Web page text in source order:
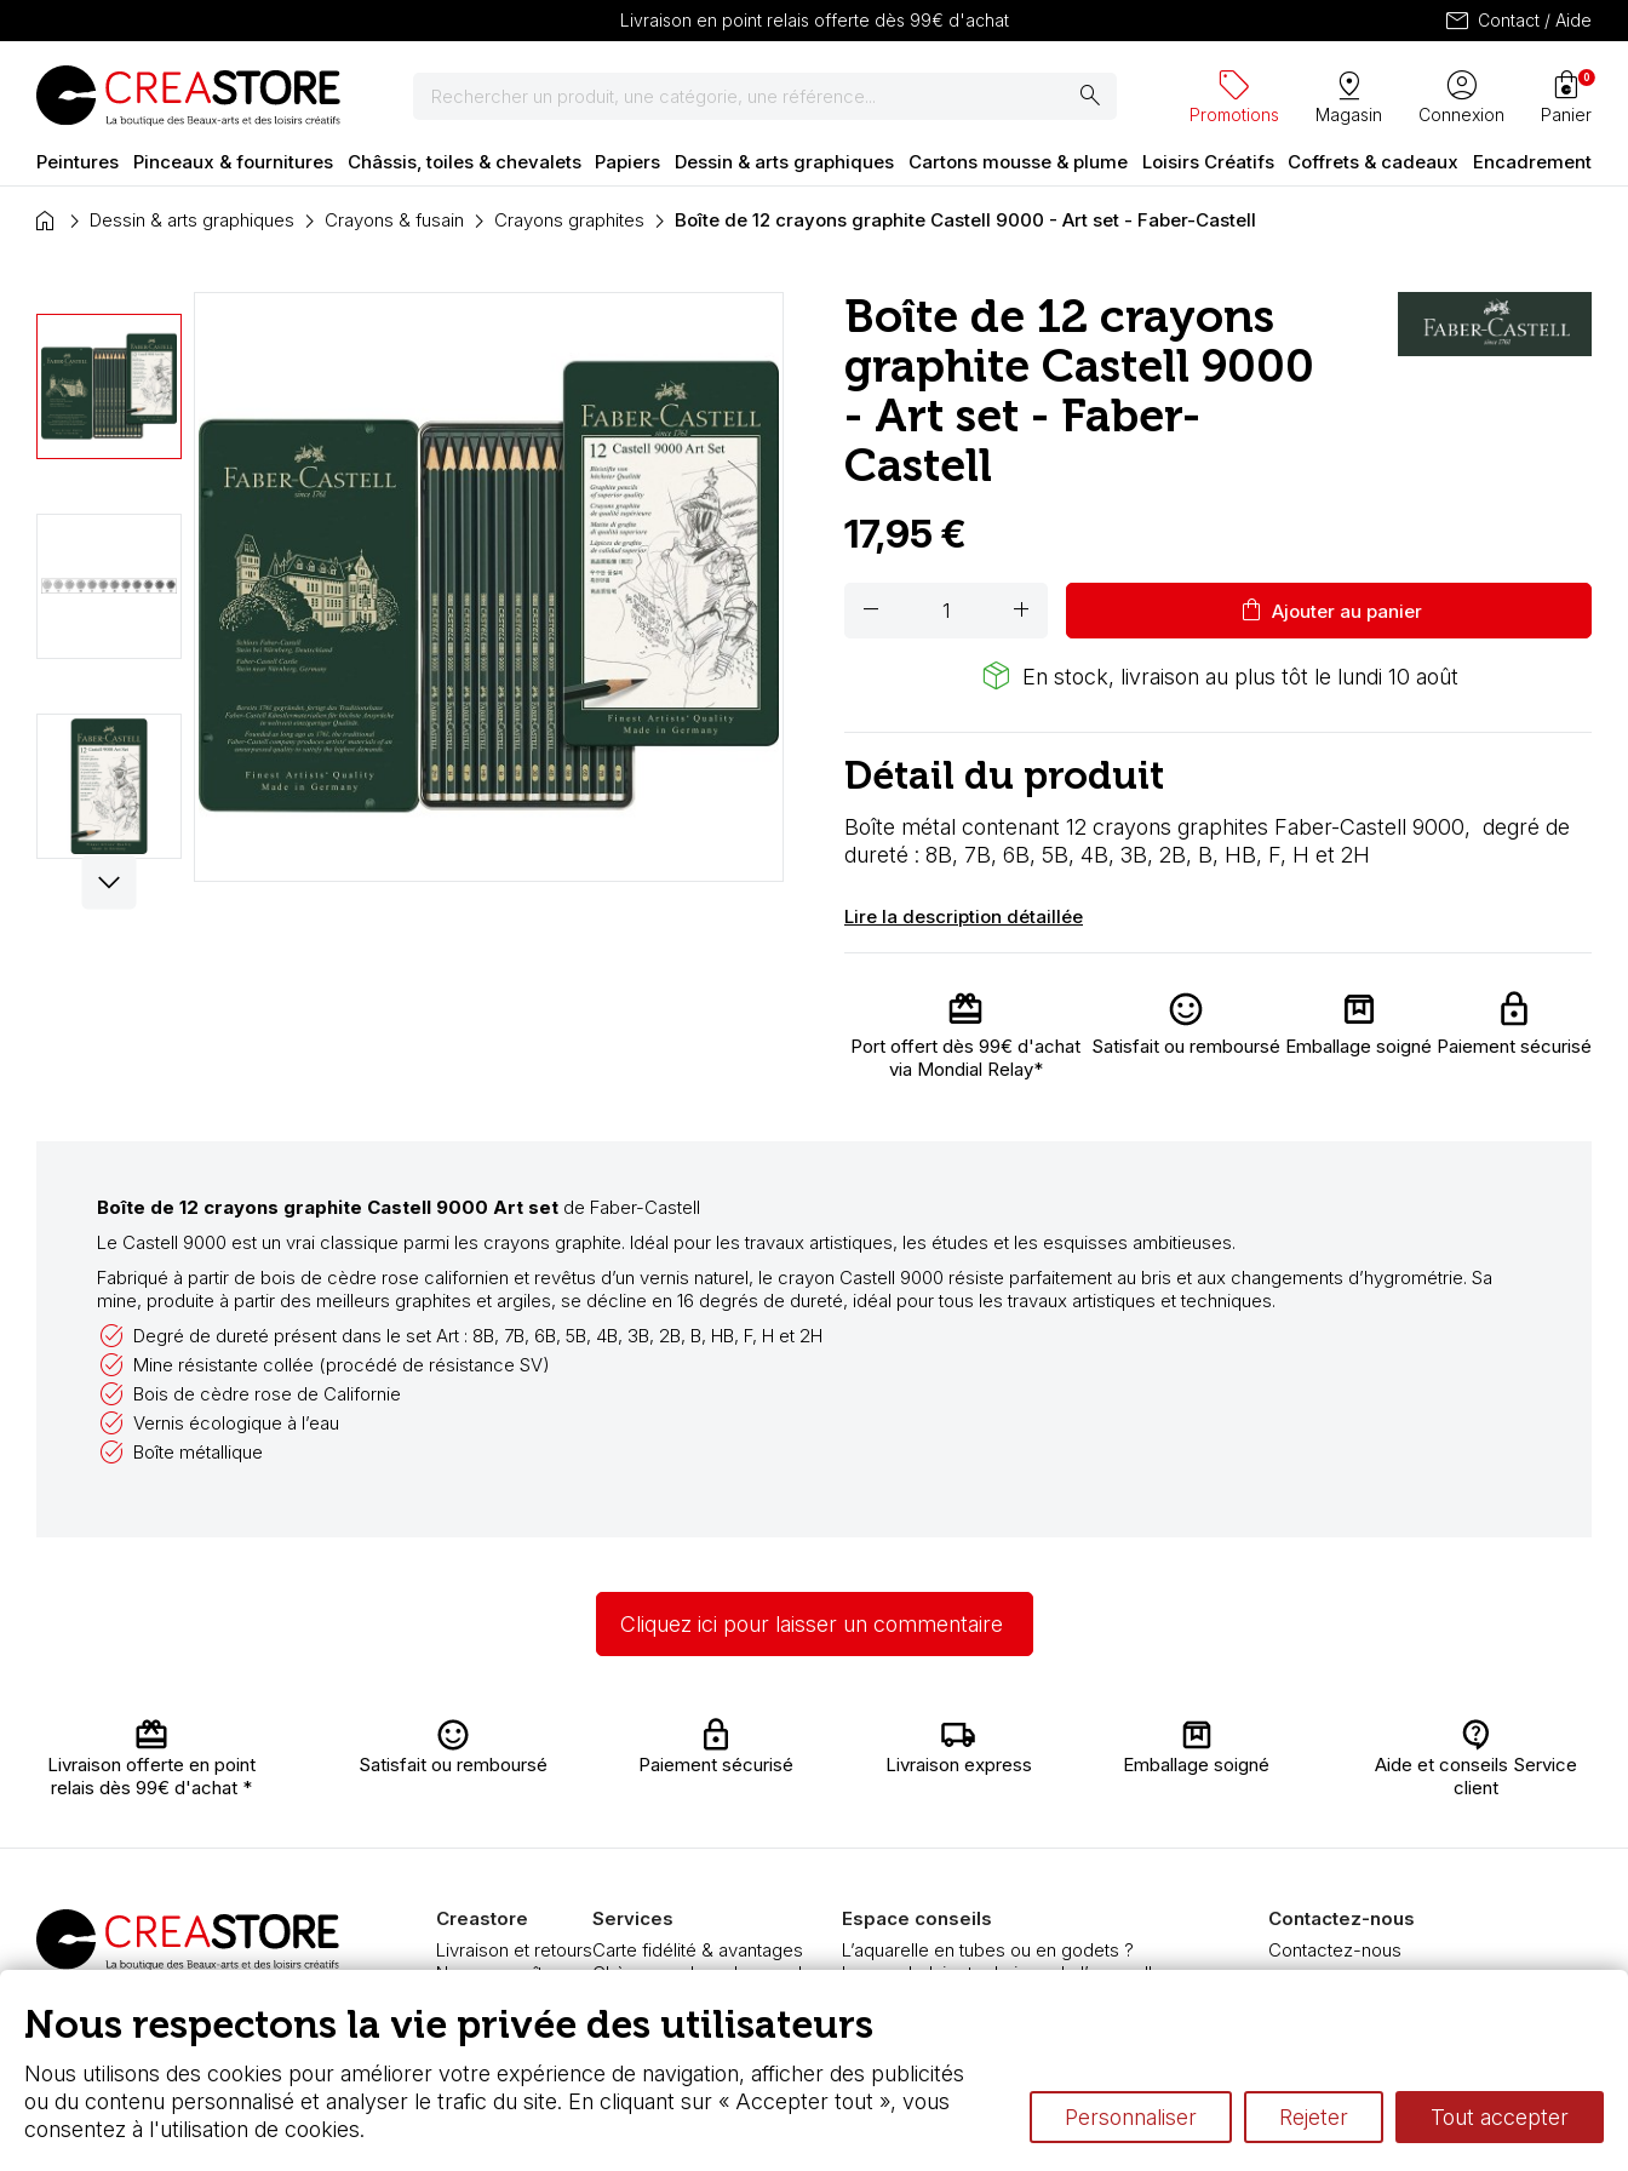
Livraison en point relais offerte dès 99€ d'achat mail Contact / Aide
search sell
Promotions
pin_drop
Magasin
account_circle
Connexion
shopping_bag
Panier
0
Peintures Pinceaux & fournitures Châssis, toiles & chevalets Papiers Dessin & arts graphiques Cartons mousse & plume Loisirs Créatifs Coffrets & cadeaux Encadrement
home Dessin & arts graphiques Crayons & fusain Crayons graphites Boîte de 12 crayons graphite Castell 9000 - Art set - Faber-Castell
Boîte de 12 crayons
graphite Castell 9000
- Art set - Faber-
Castell
17,95 €
remove add shopping_bag Ajouter au panier
package_2 En stock, livraison au plus tôt le lundi 10 août
Détail du produit
Boîte métal contenant 12 crayons graphites Faber-Castell 9000, degré de
dureté : 8B, 7B, 6B, 5B, 4B, 3B, 2B, B, HB, F, H et 2H
Lire la description détaillée
Port offert dès 99€ d'achat
via Mondial Relay*
Satisfait ou remboursé Emballage soigné Paiement sécurisé
Boîte de 12 crayons graphite Castell 9000 Art set de Faber-Castell
Le Castell 9000 est un vrai classique parmi les crayons graphite. Idéal pour les travaux artistiques, les études et les esquisses ambitieuses.
Fabriqué à partir de bois de cèdre rose californien et revêtus d’un vernis naturel, le crayon Castell 9000 résiste parfaitement au bris et aux changements d’hygrométrie. Sa
mine, produite à partir des meilleurs graphites et argiles, se décline en 16 degrés de dureté, idéal pour tous les travaux artistiques et techniques.
Degré de dureté présent dans le set Art : 8B, 7B, 6B, 5B, 4B, 3B, 2B, B, HB, F, H et 2H
Mine résistante collée (procédé de résistance SV)
Bois de cèdre rose de Californie
Vernis écologique à l’eau
Boîte métallique
Cliquez ici pour laisser un commentaire
Livraison offerte en point
relais dès 99€ d'achat *
Satisfait ou remboursé Paiement sécurisé Livraison express Emballage soigné
Aide et conseils Service
client
fournitures beaux-arts
Creastore
Livraison et retours
Nous connaître
FAQ
Boutique à Angers
Services
Carte fidélité & avantages
Chèque cadeau, bon cadeaux
Pass culture - mode d'emploi
Nos promotions en cours
Espace conseils
L’aquarelle en tubes ou en godets ?
Le vocabulaire technique de l’aquarelle
Préparer une toile pour peinture à l'huile et acrylique
Nettoyage et entretien des pinceaux
Contactez-nous
Contactez-nous
Nous respectons la vie privée des utilisateurs
Nous utilisons des cookies pour améliorer votre expérience de navigation, afficher des publicités
ou du contenu personnalisé et analyser le trafic du site. En cliquant sur « Accepter tout », vous
consentez à l'utilisation de cookies.
Personnaliser Rejeter Tout accepter